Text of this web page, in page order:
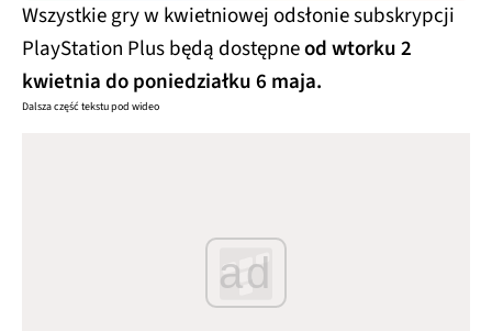
Wszystkie gry w kwietniowej odsłonie subskrypcji
PlayStation Plus będą dostępneod wtorku 2
kwietnia do poniedziałku 6 maja.
Dalsza część tekstu pod wideo
ad